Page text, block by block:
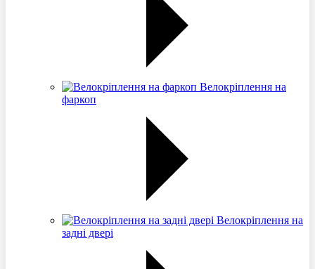
Велокріплення на
фаркоп
Велокріплення на
задні двері